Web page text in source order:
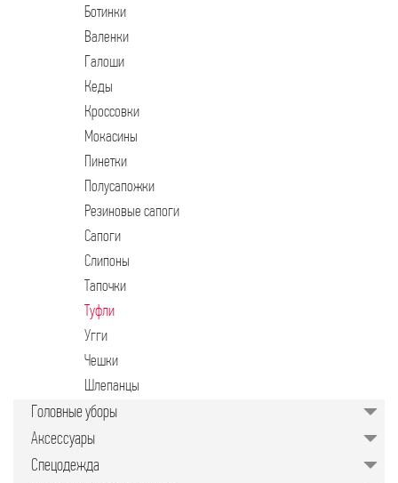
Ботинки
Валенки
Галоши
Кеды
Кроссовки
Мокасины
Пинетки
Полусапожки
Резиновые сапоги
Сапоги
Слипоны
Тапочки
Туфли
Угги
Чешки
Шлепанцы
Головные уборы
Аксессуары
Спецодежда